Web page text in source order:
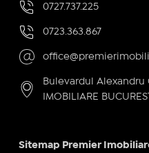
0727.737.225
0723.363.867
Bulevardul Alexandru
IMOBILIARE
Sitemap Premier